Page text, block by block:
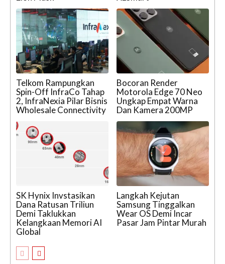
Telkom Rampungkan
Spin-Off InfraCo Tahap
2, InfraNexia Pilar Bisnis
Wholesale Connectivity
Bocoran Render
Motorola Edge 70 Neo
Ungkap Empat Warna
Dan Kamera 200MP
SK Hynix Invstasikan
Dana Ratusan Triliun
Demi Taklukkan
Kelangkaan Memori AI
Global
Langkah Kejutan
Samsung Tinggalkan
Wear OS Demi Incar
Pasar Jam Pintar Murah